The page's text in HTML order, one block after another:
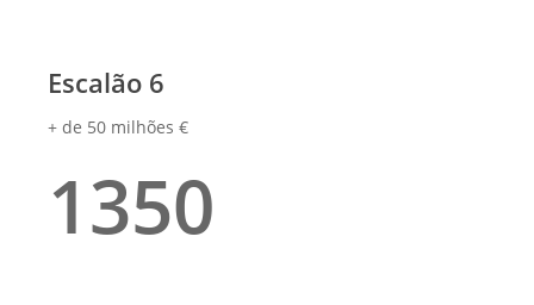
Escalão 6
+ de 50 milhões €
1350